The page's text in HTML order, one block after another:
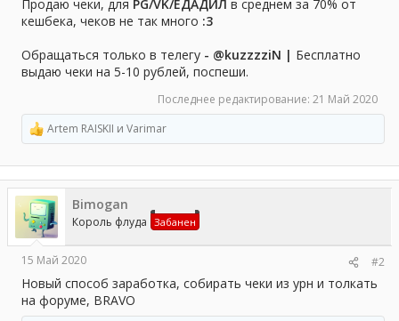
Продаю чеки, для PG/VK/ЕДАДИЛ в среднем за 70% от
кешбека, чеков не так много :3
Обращаться только в телегу - @kuzzzziN | Бесплатно
выдаю чеки на 5-10 рублей, поспеши.
Последнее редактирование: 21 Май 2020
Р
е
а
к
ц
и
и
Artem RAISKII и Varimar
Bimogan
Король флуда Забанен
15 Май 2020 #2
Новый способ заработка, собирать чеки из урн и толкать
на форуме, BRAVO